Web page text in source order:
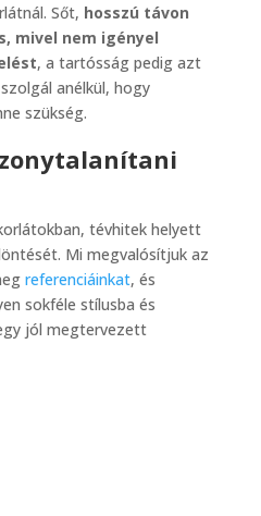
Sőt, hosszú távon
mivel nem igényel
, a tartósság pedig azt
anélkül, hogy
szükség.
tévhitek helyett
Mi megvalósítjuk az
referenciáinkat, és
sokféle stílusba és
jól megtervezett